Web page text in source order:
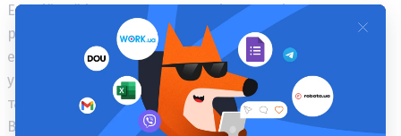
Емоційний інтелект – це здатність розпізнавати,
розуміти, керувати та ефективно використовувати
емоції в собі та у стосунках з іншими. Це передбачає
усвідомлення власних емоцій і відповідність їм, а
також чутливість до емоцій інших і співчуття до них.
В останні роки все більше компаній схиляються до